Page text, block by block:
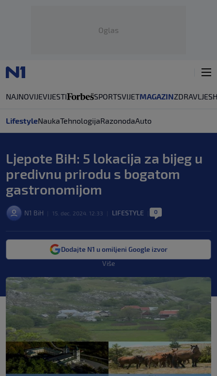
Oglas
NAJNOVIJEVIJESTI SPORTSVIJETMAGAZINZDRAVLJE
LifestyleNaukaTehnologijaRazonodaAuto
Ljepote BiH: 5 lokacija za bijeg u
predivnu prirodu s bogatom
gastronomijom
N1 BiH 15. dec. 2024. 12:33 LIFESTYLE 0
Dodajte N1 u omiljeni Google izvor
Više